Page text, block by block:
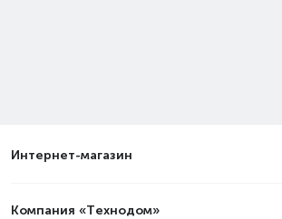
Интернет-магазин
Компания «Технодом»